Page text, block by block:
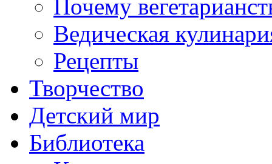
Почему
Ведическая
Рецепты
Творчество
Детский мир
Библиотека